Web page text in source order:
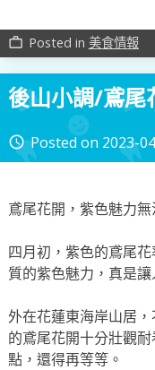
work_outline Posted in 美食情報
後山小調∕鳶
access_time Posted on 2023-
鳶尾花開，紫色魅力無
四月初，紫色的鳶尾
質的紫色魅力，真是讓
外在花蓮東海岸山居
的鳶尾花開十分壯觀
點，還得再等等。